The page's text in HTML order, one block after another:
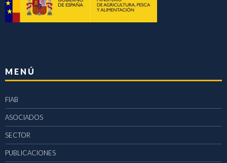
MENÚ
FIAB
ASOCIADOS
SECTOR
PUBLICACIONES